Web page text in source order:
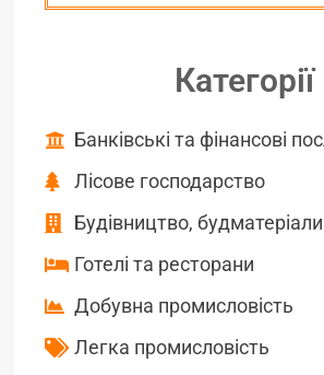
Категорії
Банківські та фінансові
Лісове господарство
Будівництво, будматеріали
Готелі та ресторани
Добувна промисловість
Легка промисловість